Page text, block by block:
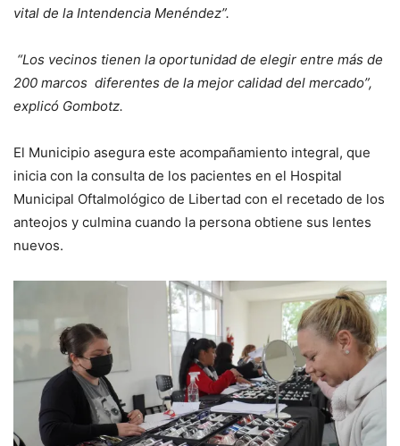
vital de la Intendencia Menéndez”.
“Los vecinos tienen la oportunidad de elegir entre más de
200 marcos diferentes de la mejor calidad del mercado”,
explicó Gombotz.
El Municipio asegura este acompañamiento integral, que
inicia con la consulta de los pacientes en el Hospital
Municipal Oftalmológico de Libertad con el recetado de los
anteojos y culmina cuando la persona obtiene sus lentes
nuevos.